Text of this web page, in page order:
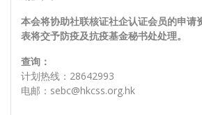
本会将协助社联核证社企认证会员的申请
表将交予防疫及抗疫基金秘书处处理。
查询：
计划热线：28642993
电邮：sebc@hkcss.org.hk